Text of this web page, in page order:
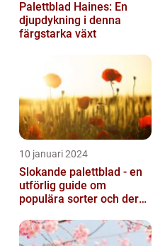
Palettblad Haines: En
djupdykning i denna
färgstarka växt
10 januari 2024
Slokande palettblad - en
utförlig guide om
populära sorter och deras